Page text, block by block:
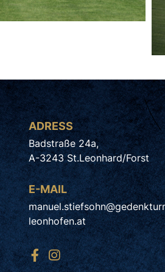
ADRESS
Badstraße 24a,
A-3243 St.Leonhard/Forst
E-MAIL
leonhofen.at